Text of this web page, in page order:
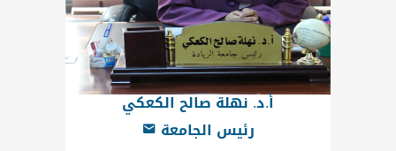
أ.د. نهلة صالح الكعكي
رئيس الجامعة